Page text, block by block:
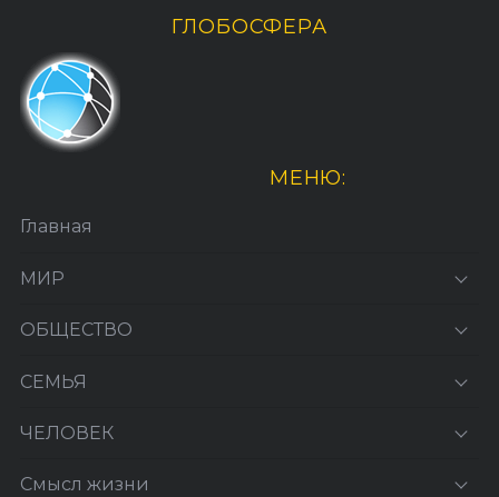
ГЛОБОСФЕРА
МЕНЮ:
Главная
МИР
ОБЩЕСТВО
СЕМЬЯ
ЧЕЛОВЕК
Смысл жизни